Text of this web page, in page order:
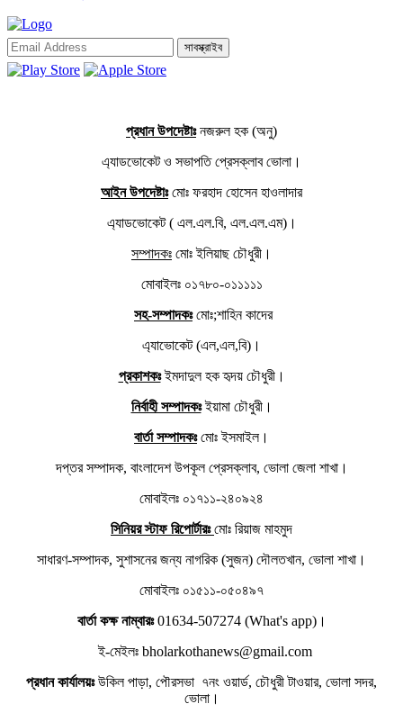
সাবস্ক্রাইব
প্রধান উপদেষ্টাঃনজরুল হক (অনু)
এ্যাডভোকেট ও সভাপতি প্রেসক্লাব ভোলা।
আইন উপদেষ্টাঃমোঃ ফরহাদ হোসেন হাওলাদার
এ্যাডভোকেট ( এল.এল.বি, এল.এল.এম)।
সম্পাদকঃ মোঃ ইলিয়াছ চৌধুরী।
মোবাইলঃ ০১৭৮০-০১১১১১
সহ-সম্পাদকঃমোঃ;শাহিন কাদের
এ্যাভোকেট (এল,এল,বি)।
প্রকাশকঃইমদাদুল হক হৃদয় চৌধুরী।
নির্বাহী সম্পাদকঃইয়ামা চৌধুরী।
বার্তা সম্পাদকঃমোঃ ইসমাইল।
দপ্তর সম্পাদক, বাংলাদেশ উপকূল প্রেসক্লাব, ভোলা জেলা শাখা।
মোবাইলঃ ০১৭১১-২৪০৯২৪
সিনিয়র স্টাফ রিপোর্টারঃমোঃ রিয়াজ মাহমুদ
সাধারণ-সম্পাদক, সুশাসনের জন্য নাগরিক (সুজন) দৌলতখান, ভোলা শাখা।
মোবাইলঃ ০১৫১১-০৫০৪৯৭
বার্তা কক্ষ নাম্বারঃ01634-507274 (What's app)।
ই-মেইলঃ bholarkothanews@gmail.com
প্রধান কার্যালয়ঃউকিল পাড়া, পৌরসভা ৭নং ওয়ার্ড, চৌধুরী টাওয়ার, ভোলা সদর,
ভোলা।